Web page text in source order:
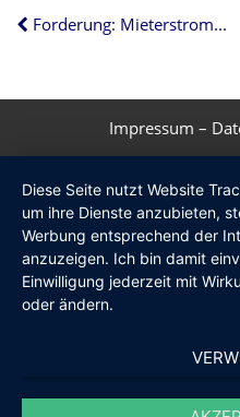
Forderung: Mieterstrom bis zur Sommerpause umsetzen
Impressum –
Diese Seite nutzt Website
um ihre Dienste anzubieten,
Werbung entsprechend der
anzuzeigen. Ich bin damit
Einwilligung jederzeit mit
oder ändern.